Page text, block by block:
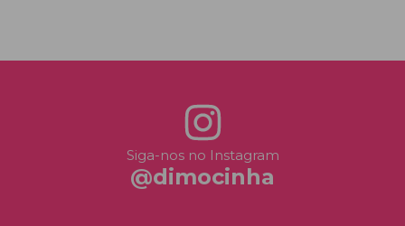
Siga-nos no Instagram
@dimocinha